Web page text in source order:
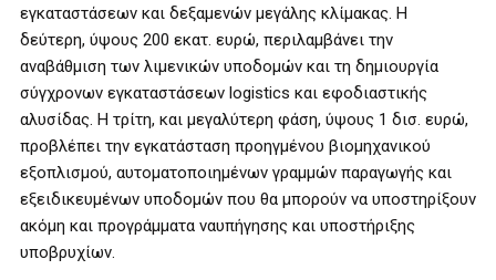
εγκαταστάσεων και δεξαμενών μεγάλης κλίμακας. Η
δεύτερη, ύψους 200 εκατ. ευρώ, περιλαμβάνει την
αναβάθμιση των λιμενικών υποδομών και τη δημιουργία
σύγχρονων εγκαταστάσεων logistics και εφοδιαστικής
αλυσίδας. Η τρίτη, και μεγαλύτερη φάση, ύψους 1 δισ. ευρώ,
προβλέπει την εγκατάσταση προηγμένου βιομηχανικού
εξοπλισμού, αυτοματοποιημένων γραμμών παραγωγής και
εξειδικευμένων υποδομών που θα μπορούν να υποστηρίξουν
ακόμη και προγράμματα ναυπήγησης και υποστήριξης
υποβρυχίων.